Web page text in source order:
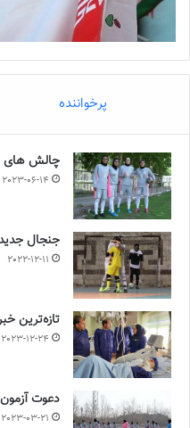
پرخواننده
چالش هاى
2023-06-14
جنجال
2022-12-11
تازه‌ترین خبرها از
2023-12-24
دعوت آزمون از 30 بازیکن به
2023-03-21